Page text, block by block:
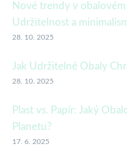
Nové trendy v
Udržitelnost a
28. 10. 2025
Jak Udržitelné Obaly
28. 10. 2025
Plast vs. Papír: Jaký
Planetu?
17. 6. 2025